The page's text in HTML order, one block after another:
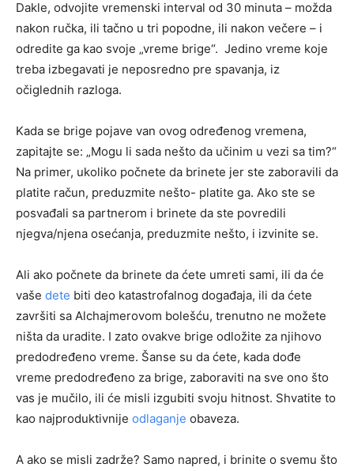
Dakle, odvojite vremenski interval od 30 minuta – možda
nakon ručka, ili tačno u tri popodne, ili nakon večere – i
odredite ga kao svoje „vreme brige“. Jedino vreme koje
treba izbegavati je neposredno pre spavanja, iz
očiglednih razloga.
Kada se brige pojave van ovog određenog vremena,
zapitajte se: „Mogu li sada nešto da učinim u vezi sa tim?“
Na primer, ukoliko počnete da brinete jer ste zaboravili da
platite račun, preduzmite nešto- platite ga. Ako ste se
posvađali sa partnerom i brinete da ste povredili
njegva/njena osećanja, preduzmite nešto, i izvinite se.
Ali ako počnete da brinete da ćete umreti sami, ili da će
vaše dete biti deo katastrofalnog događaja, ili da ćete
završiti sa Alchajmerovom bolešću, trenutno ne možete
ništa da uradite. I zato ovakve brige odložite za njihovo
predodređeno vreme. Šanse su da ćete, kada dođe
vreme predodređeno za brige, zaboraviti na sve ono što
vas je mučilo, ili će misli izgubiti svoju hitnost. Shvatite to
kao najproduktivnije odlaganje obaveza.
A ako se misli zadrže? Samo napred, i brinite o svemu što